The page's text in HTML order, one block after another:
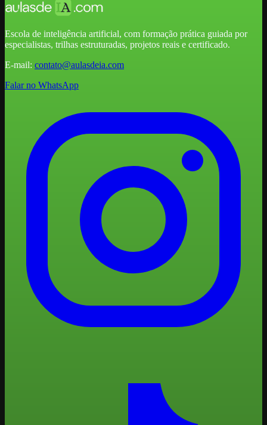
Escola de inteligência artificial, com formação prática guiada por
especialistas, trilhas estruturadas, projetos reais e certificado.
E-mail: contato@aulasdeia.com
Falar no WhatsApp